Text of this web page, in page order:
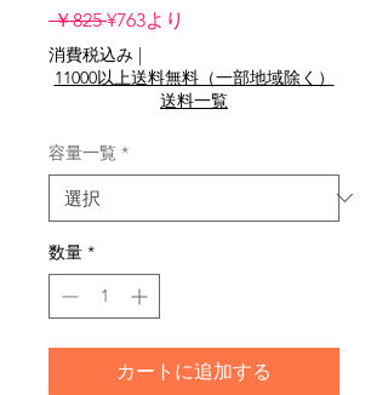
￥825 通
常
価
¥763より
ル
価
消費税込み |
11000以上送料無料（一部地域除く）
送料一覧
容量一覧 *
数量 *
カートに追加する